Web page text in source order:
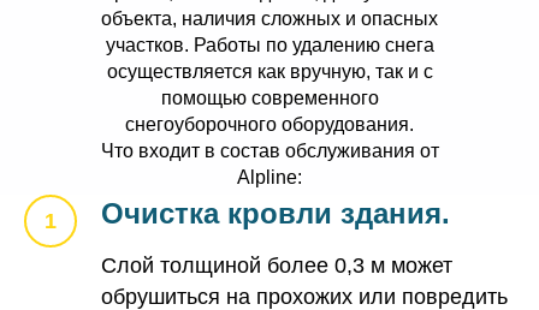
объекта, наличия сложных и опасных
участков. Работы по удалению снега
осуществляется как вручную, так и с
помощью современного
снегоуборочного оборудования.
Что входит в состав обслуживания от
Alpline:
Очистка кровли здания.
Слой толщиной более 0,3 м может
обрушиться на прохожих или повредить